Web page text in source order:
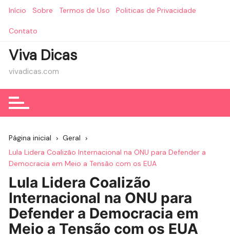
Início Sobre Termos de Uso Politicas de Privacidade
Contato
Viva Dicas
vivadicas.com
Página inicial
Geral
Lula Lidera Coalizão Internacional na ONU para Defender a
Democracia em Meio a Tensão com os EUA
Lula Lidera Coalizão
Internacional na ONU para
Defender a Democracia em
Meio a Tensão com os EUA